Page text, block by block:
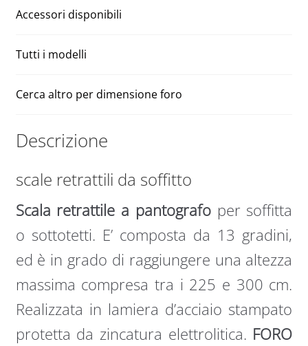
Accessori disponibili
Tutti i modelli
Cerca altro per dimensione foro
Descrizione
scale retrattili da soffitto
Scala retrattile a pantografoper soffitta
o sottotetti. E’ composta da 13 gradini,
ed è in grado di raggiungere una altezza
massima compresa tra i 225 e 300 cm.
Realizzata in lamiera d’acciaio stampato
protetta da zincatura elettrolitica. FORO